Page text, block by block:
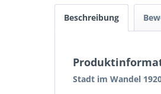
Beschreibung
Stadt im Wandel